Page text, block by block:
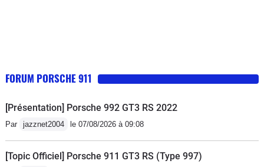
FORUM PORSCHE 911
[Présentation] Porsche 992 GT3 RS 2022
Par jazznet2004 le 07/08/2026 à 09:08
[Topic Officiel] Porsche 911 GT3 RS (Type 997)